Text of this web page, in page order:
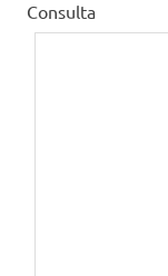
Consulta